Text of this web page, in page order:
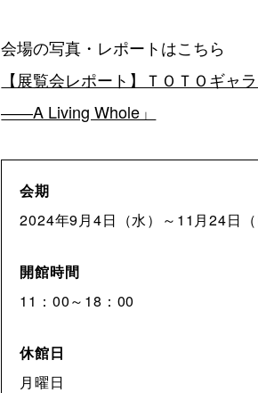
会場の写真・レポートはこちら
【展覧会レポート】ＴＯＴＯギャ
――A Living Whole」
会期
2024年9月4日（水）～11月24日（
開館時間
11：00～18：00
休館日
月曜日